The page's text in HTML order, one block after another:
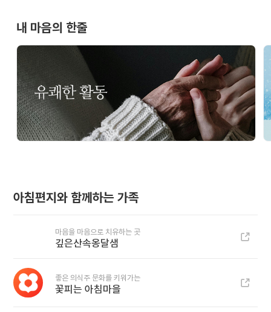
내 마음의 한줄
아침편지와 함께하는 가족
마음을 마음으로 치유하는 곳
깊은산속옹달샘
좋은 의식주 문화를 키워가는
꽃피는 아침마을